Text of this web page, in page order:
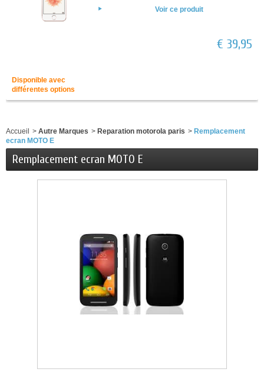
Voir ce produit
€ 39,95
Disponible avec
différentes options
Accueil > Autre Marques > Reparation motorola paris > Remplacement
ecran MOTO E
Remplacement ecran MOTO E